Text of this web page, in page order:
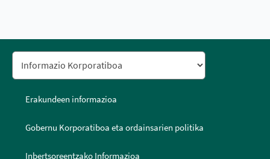
Erakundeen informazioa
Gobernu Korporatiboa eta ordainsarien politika
Inbertsoreentzako Informazioa